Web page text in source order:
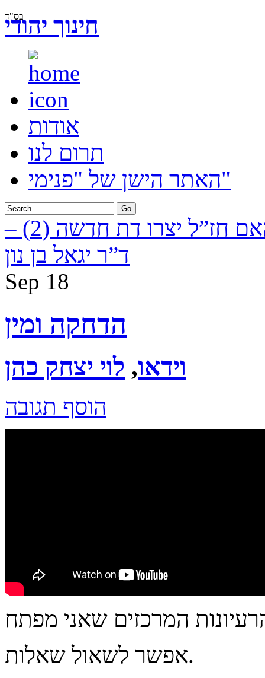
בס"ד
חינוך יהודי
אודות
תרום לנו
האתר הישן של "פנימי"
האם חז”ל יצרו דת חדשה (2) –
ד”ר יגאל בן נון
Sep 18
הדחקה ומין
וידאו, לוי יצחק כהן
הוסף תגובה
אפשר לשאול שאלות.